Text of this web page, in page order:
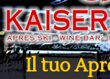
Il tuo